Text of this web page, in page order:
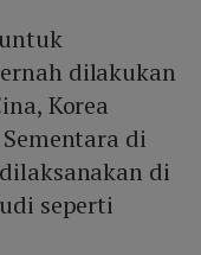
dilakukan
Korea
di
di
seperti